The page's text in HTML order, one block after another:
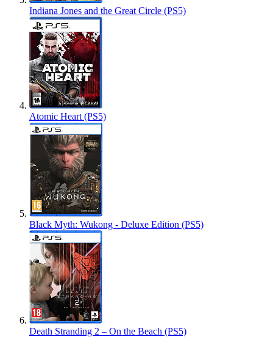
Indiana Jones and the Great Circle (PS5)
Atomic Heart (PS5)
Black Myth: Wukong - Deluxe Edition (PS5)
Death Stranding 2 – On the Beach (PS5)